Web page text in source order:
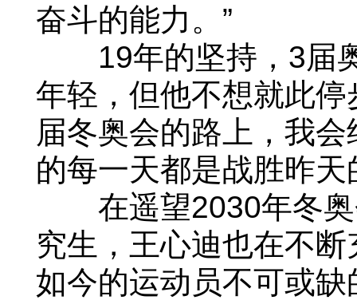
奋斗的能力。”
19年的坚持，3届奥
年轻，但他不想就此
届冬奥会的路上，我
的每一天都是战胜昨天
在遥望2030年冬奥
究生，王心迪也在不
如今的运动员不可或